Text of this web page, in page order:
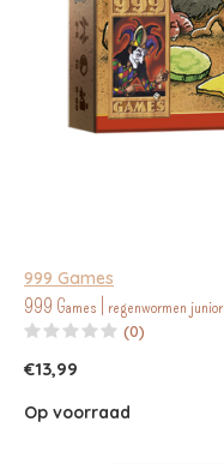
999 Games
999 Games | regenwormen junior
(0)
€13,99
Op voorraad